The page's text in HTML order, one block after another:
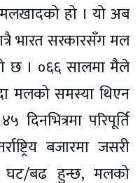
हो । यो अब
भारत सरकारसँग मल
छ । ०६६ सालमा मैले
मलको समस्या थिएन
परिपूर्ति
बजारमा जसरी
घट/बढ हुन्छ, मलको